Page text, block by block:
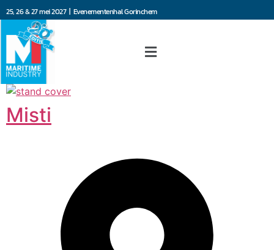
25, 26 & 27 mei 2027 | Evenementenhal Gorinchem
Misti